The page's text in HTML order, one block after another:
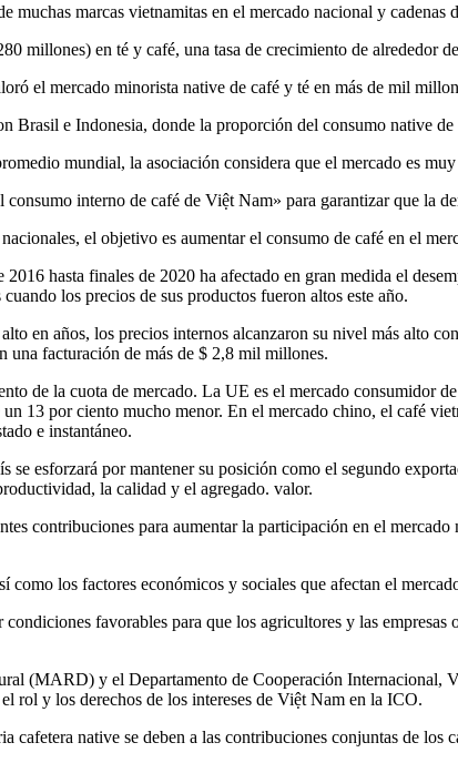
muchas marcas vietnamitas en el mercado nacional y
millones) en té y café, una tasa de crecimiento de alrededor
el mercado minorista native de café y té en más de mil
Brasil e Indonesia, donde la proporción del consumo native
mundial, la asociación considera que el mercado es
interno de café de Việt Nam» para garantizar que la
el objetivo es aumentar el consumo de café en el
hasta finales de 2020 ha afectado en gran medida el
los precios de sus productos fueron altos este año.
en años, los precios internos alcanzaron su nivel más alto
una facturación de más de $ 2,8 mil millones.
de la cuota de mercado. La UE es el mercado consumidor
13 por ciento mucho menor. En el mercado chino, el café
e instantáneo.
esforzará por mantener su posición como el segundo
la calidad y el agregado. valor.
contribuciones para aumentar la participación en el
los factores económicos y sociales que afectan el
favorables para que los agricultores y las empresas
(MARD) y el Departamento de Cooperación Internacional,
rol y los derechos de los intereses de Việt Nam en la ICO.
native se deben a las contribuciones conjuntas de los